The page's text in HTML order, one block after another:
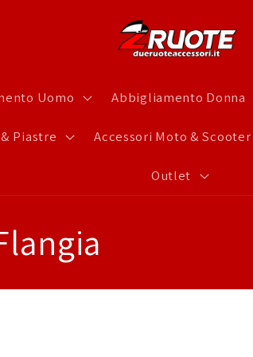
Uomo Abbigliamento Donna
Piastre Accessori Moto & Scooter
Outlet